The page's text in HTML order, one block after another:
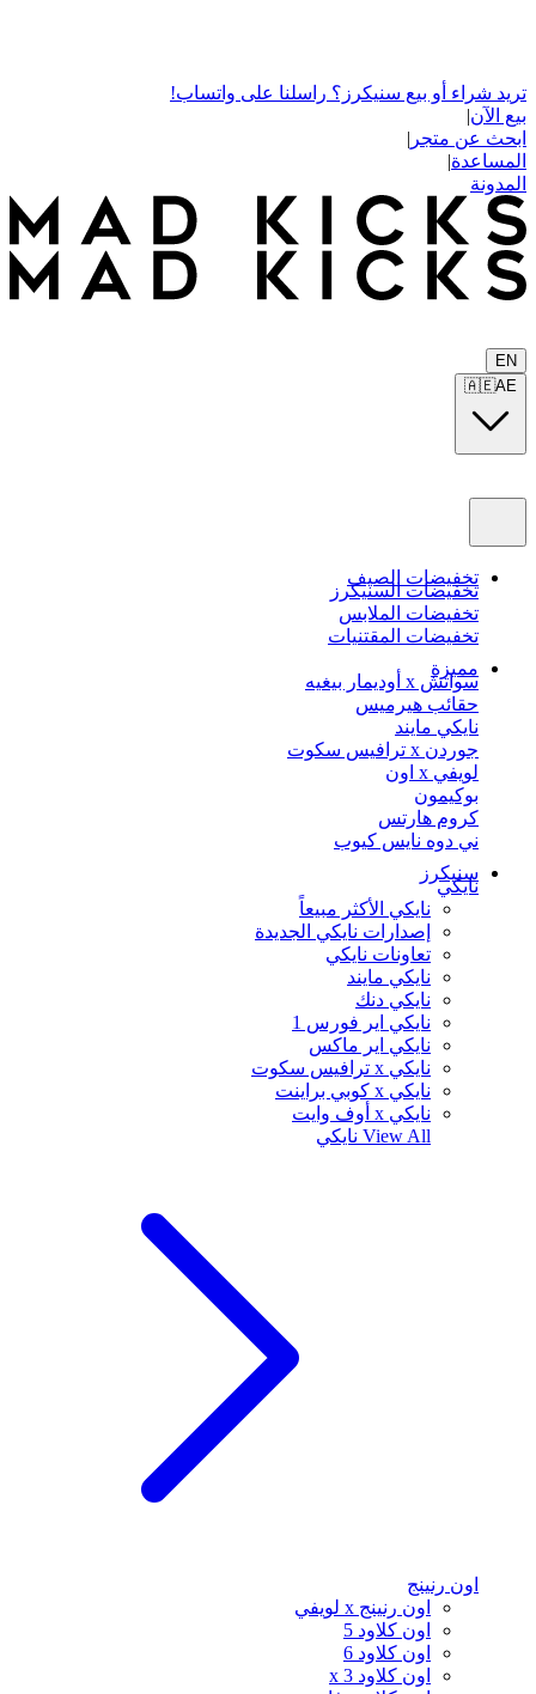
تريد شراء أو بيع سنيكرز؟ راسلنا على واتساب!
بيع الآن|
ابحث عن متجر |
المساعدة|
المدونة
EN
🇦🇪AE
تخفيضات الصيف
تخفيضات السنيكرز
تخفيضات الملابس
تخفيضات المقتنيات
مميزة
سواتش x أوديمار بيغيه
حقائب هيرميس
نايكي مايند
جوردن x ترافيس سكوت
لويفي x اون
بوكيمون
كروم هارتس
ني دوه نايس كيوب
سنيكرز
نايكي
نايكي الأكثر مبيعاً
إصدارات نايكي الجديدة
تعاونات نايكي
نايكي مايند
نايكي دنك
نايكي اير فورس 1
نايكي اير ماكس
نايكي x ترافيس سكوت
نايكي x كوبي براينت
نايكي x أوف وايت
View All نايكي
اون رنينج
اون رنينج x لويفي
اون كلاود 5
اون كلاود 6
اون كلاود x 3